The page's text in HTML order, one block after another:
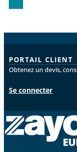
PORTAIL CLIENT
Obtenez un devis,
Se connecter